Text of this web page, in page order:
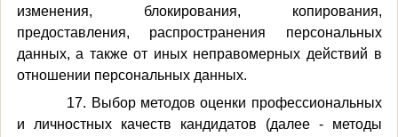
изменения, блокирования, копирования,
предоставления, распространения персональных
данных, а также от иных неправомерных действий в
отношении персональных данных.
17. Выбор методов оценки профессиональных
и личностных качеств кандидатов (далее - методы